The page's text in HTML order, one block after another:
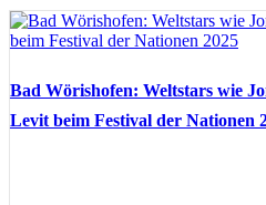
Bad Wörishofen: Weltstars wie
Levit beim Festival der Nationen